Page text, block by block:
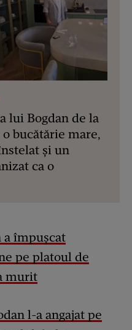
lui Bogdan de la
bucătărie mare,
și un
ca o
împușcat
pe platoul de
murit
l-a angajat pe